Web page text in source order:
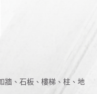
力
牆、石板、樓梯、柱、地